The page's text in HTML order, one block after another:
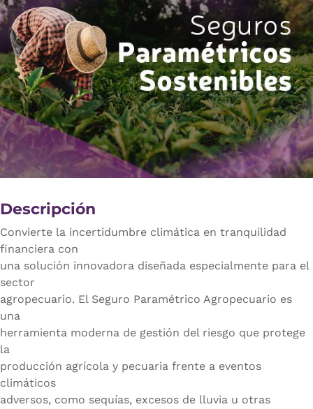
Descripción
Convierte la incertidumbre climática en tranquilidad
financiera con
una solución innovadora diseñada especialmente para el
sector
agropecuario. El Seguro Paramétrico Agropecuario es
una
herramienta moderna de gestión del riesgo que protege
la
producción agrícola y pecuaria frente a eventos
climáticos
adversos, como sequías, excesos de lluvia u otras